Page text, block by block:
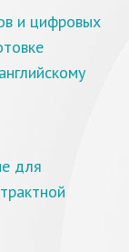
и цифровых
для